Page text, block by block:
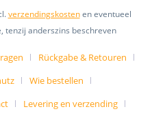
verzendingskostenen eventueel
tenzij anderszins beschreven
Rückgabe & Retouren
Wie bestellen
Levering en verzending